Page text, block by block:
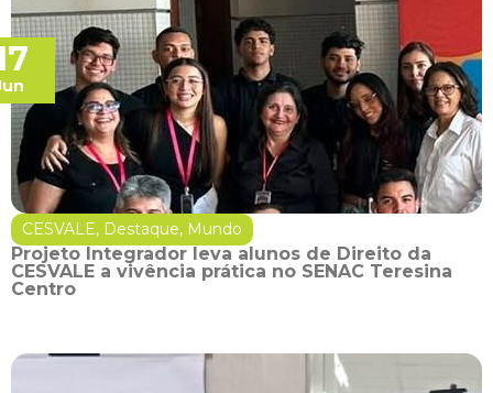
CESVALE, Destaque, Mundo
Projeto Integrador leva alunos de Direito da
CESVALE a vivência prática no SENAC Teresina
Centro